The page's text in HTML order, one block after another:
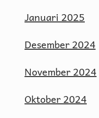
Januari 2025
Desember 2024
November 2024
Oktober 2024